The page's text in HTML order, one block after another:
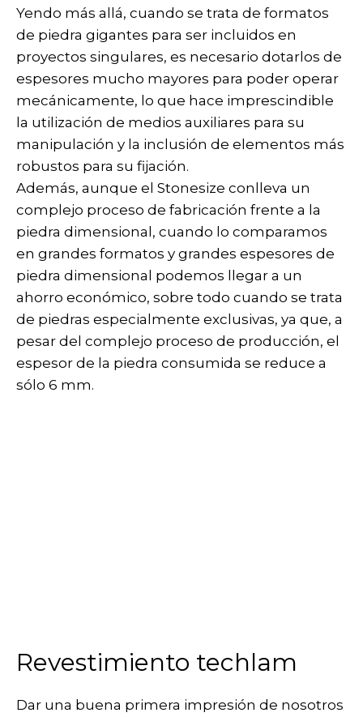
Yendo más allá, cuando se trata de formatos
de piedra gigantes para ser incluidos en
proyectos singulares, es necesario dotarlos de
espesores mucho mayores para poder operar
mecánicamente, lo que hace imprescindible
la utilización de medios auxiliares para su
manipulación y la inclusión de elementos más
robustos para su fijación.
Además, aunque el Stonesize conlleva un
complejo proceso de fabricación frente a la
piedra dimensional, cuando lo comparamos
en grandes formatos y grandes espesores de
piedra dimensional podemos llegar a un
ahorro económico, sobre todo cuando se trata
de piedras especialmente exclusivas, ya que, a
pesar del complejo proceso de producción, el
espesor de la piedra consumida se reduce a
sólo 6 mm.
Revestimiento techlam
Dar una buena primera impresión de nosotros